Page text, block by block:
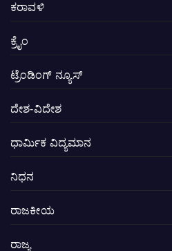
ಕರಾವಳಿ
ಕ್ರೈಂ
ಟ್ರೆಂಡಿಂಗ್ ನ್ಯೂಸ್
ದೇಶ-ವಿದೇಶ
ಧಾರ್ಮಿಕ ವಿದ್ಯಮಾನ
ನಿಧನ
ರಾಜಕೀಯ
ರಾಜ್ಯ